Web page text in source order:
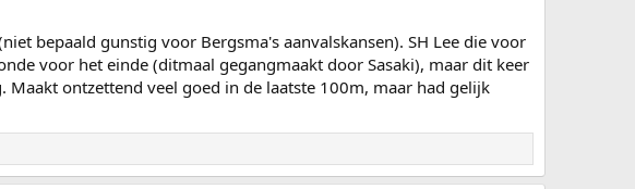
bepaald gunstig voor Bergsma's aanvalskansen). SH Lee die voor
voor het einde (ditmaal gegangmaakt door Sasaki), maar dit keer
ontzettend veel goed in de laatste 100m, maar had gelijk